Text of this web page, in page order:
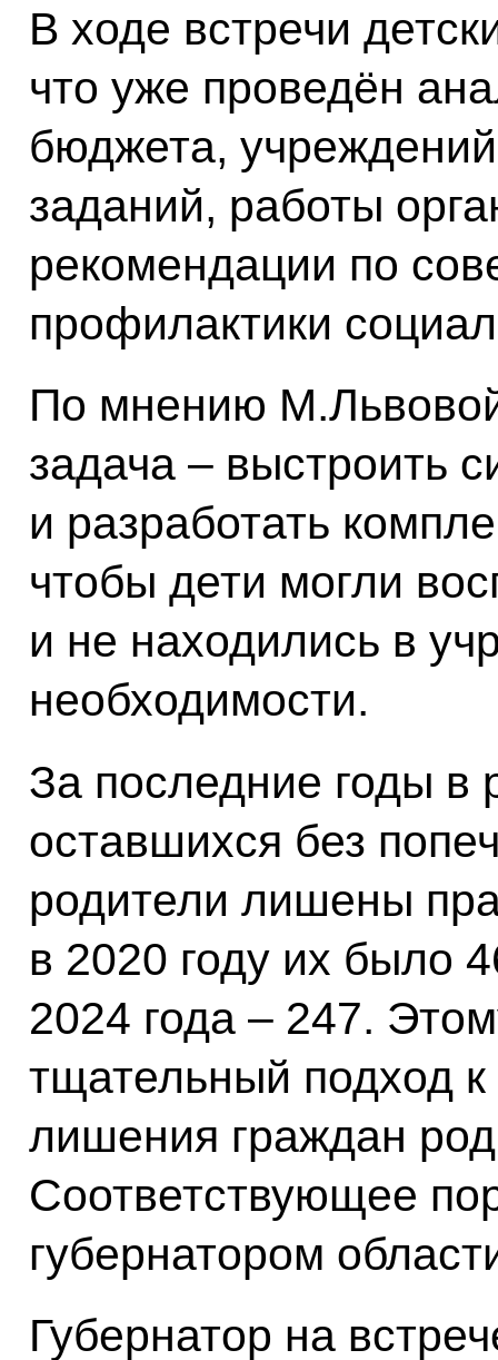
В ходе встречи
что уже проведён
бюджета,
заданий, работы
рекомендации по
профилактики
По мнению
задача – выстроить
и разработать
чтобы дети могли
и не находились в
необходимости.
За последние годы в
оставшихся без
родители лишены
в 2020 году их было
2024 года – 247.
тщательный подход
лишения граждан
Соответствующее
губернатором
Губернатор на